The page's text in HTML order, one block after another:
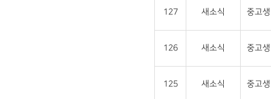
127 새소식 중고
126 새소식 중고
125 새소식 중고